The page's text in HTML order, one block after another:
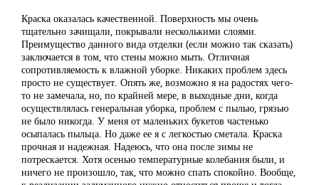
Краска оказалась качественной. Поверхность мы очень
тщательно зачищали, покрывали несколькими слоями.
Преимущество данного вида отделки (если можно так сказать)
заключается в том, что стены можно мыть. Отличная
сопротивляемость к влажной уборке. Никаких проблем здесь
просто не существует. Опять же, возможно я на радостях чего-
то не замечала, но, по крайней мере, в выходные дни, когда
осуществлялась генеральная уборка, проблем с пылью, грязью
не было никогда. У меня от маленьких букетов частенько
осыпалась пыльца. Но даже ее я с легкостью сметала. Краска
прочная и надежная. Надеюсь, что она после зимы не
потрескается. Хотя осенью температурные колебания были, и
ничего не произошло, так, что можно спать спокойно. Вообще,